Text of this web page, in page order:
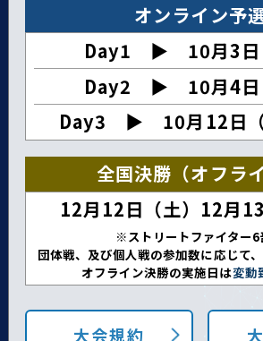
オンライン予
Day1 ▶︎ 10月3日
Day2 ▶︎ 10月4日
Day3 ▶︎ 10月12日（
全国決勝（オフライ
12月12日（土）12月13
※ストリートファイター6
団体戦、及び個人戦の参加数に応じて、
オフライン決勝の実施日は変動
大会規約